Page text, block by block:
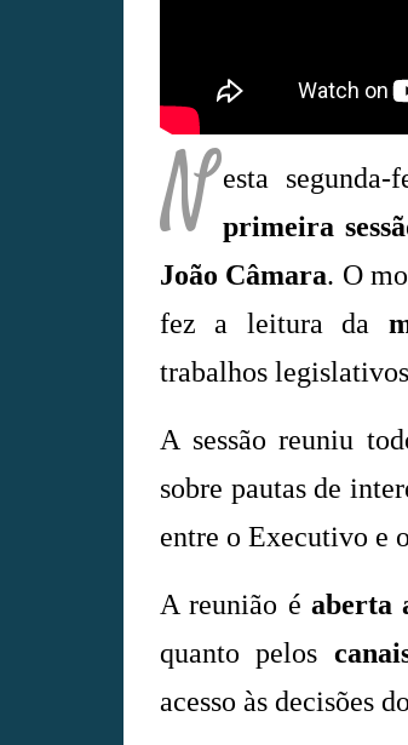
N esta segunda-
primeira
João Câmara. O
fez a leitura da
trabalhos
A sessão reuniu
sobre pautas de
entre o Executivo e
A reunião é aberta
quanto pelos
acesso às decisões